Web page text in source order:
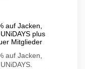
auf Jacken,
plus
Mitglieder
auf Jacken,